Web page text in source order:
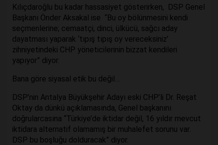
Kılıçdaroğlu bu kadar hassasiyet gösterirken, DSP Genel
Başkanı Önder Aksakal ise “Bu oy bölünmesini kendi
seçmenlerine; cemaatçi, dinci, ülkücü, sağcı aday
dayatması yaparak ‘tıpış tıpış oy vereceksiniz’
zihniyetindeki CHP yöneticilerinin bizzat kendileri
yapıyor” diyor.
Bana göre siyasal etik bu değil…
DSP’nin Antalya Büyükşehir Adayı eski CHP’li Dr. Reşat
Oktay da dünkü açıklamasında, Genel başkanını
doğrularcasına “Türkiye’de iktidar değil, 16 yıldır mevcut
iktidara alternatif olamamış bir muhalefet sorunu var.
DSP bu boşluğu dolduracak” diyor.